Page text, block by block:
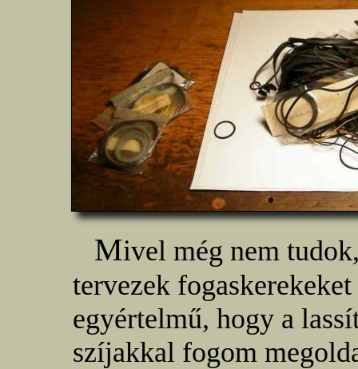
Mivel még nem
tervezek
egyértelmű, hogy a
szíjakkal fogom